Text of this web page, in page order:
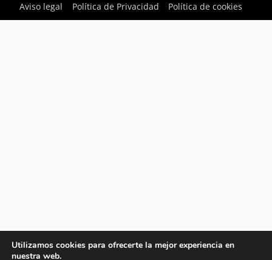
Aviso legal
Política de Privacidad Política de cookies
Utilizamos cookies para ofrecerte la mejor experiencia en
nuestra web.